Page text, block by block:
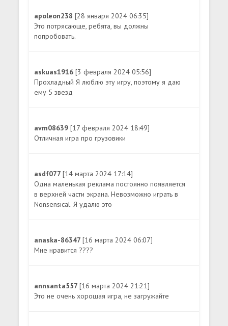
apoleon238[28 января 2024 06:35]
Это потрясающе, ребята, вы должны
попробовать.
askuas1916[3 февраля 2024 05:56]
Прохладный Я люблю эту игру, поэтому я даю
ему 5 звезд
avm08639[17 февраля 2024 18:49]
Отличная игра про грузовики
asdf077[14 марта 2024 17:14]
Одна маленькая реклама постоянно появляется
в верхней части экрана. Невозможно играть в
Nonsensical. Я удалю это
anaska-86347[16 марта 2024 06:07]
Мне нравится ????
annsanta557[16 марта 2024 21:21]
Это не очень хорошая игра, не загружайте